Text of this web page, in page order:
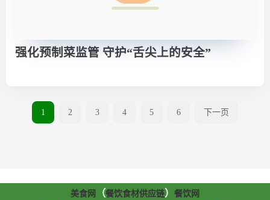
强化预制菜监管 守护“舌尖上的安全”
1 2 3 4 5 6 下一页
美食网 （餐饮食材供应链）
餐饮网